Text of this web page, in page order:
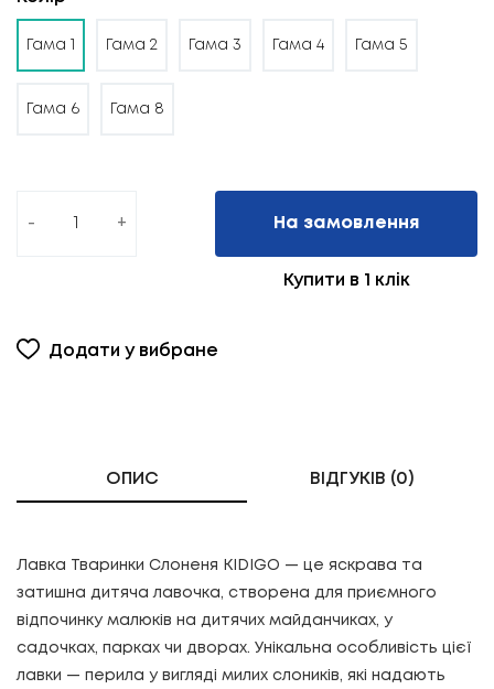
Гама 1 Гама 2 Гама 3 Гама 4 Гама 5
Гама 6 Гама 8
- + На замовлення
Купити в 1 клік
Додати у вибране
ОПИС ВІДГУКІВ (0)
Лавка Тваринки Слоненя KIDIGO — це яскрава та
затишна дитяча лавочка, створена для приємного
відпочинку малюків на дитячих майданчиках, у
садочках, парках чи дворах. Унікальна особливість цієї
лавки — перила у вигляді милих слоників, які надають